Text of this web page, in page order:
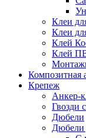
Клеи
Клеи
Клей
Клей
Композитная
Крепеж
Анкер-
Гвозди
Дюбели
Дюбели